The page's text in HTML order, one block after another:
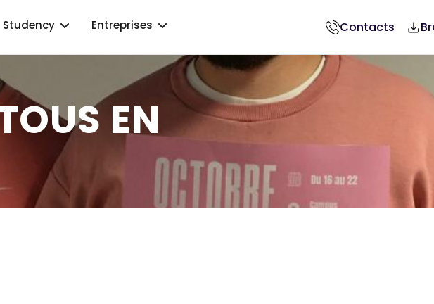
Studency Entreprises
Contacts
EN